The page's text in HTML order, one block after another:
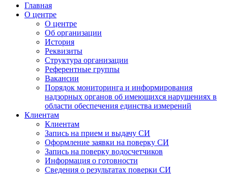
Главная
О центре
О центре
Об организации
История
Реквизиты
Структура организации
Референтные группы
Вакансии
Порядок мониторинга и информирования
надзорных органов об имеющихся нарушениях в
области обеспечения единства измерений
Клиентам
Клиентам
Запись на прием и выдачу СИ
Оформление заявки на поверку СИ
Запись на поверку водосчетчиков
Информация о готовности
Сведения о результатах поверки СИ